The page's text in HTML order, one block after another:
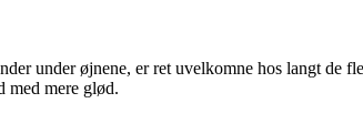
under øjnene, er ret uvelkomne hos langt de
med mere glød.